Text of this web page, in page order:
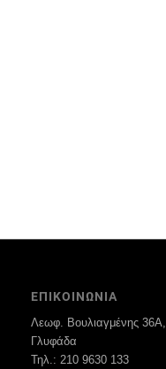
ΕΠΙΚΟΙΝΩΝΙΑ
Λεωφ. Βουλιαγμένης 36Α,
Γλυφάδα
Τηλ.: 210 9630 133